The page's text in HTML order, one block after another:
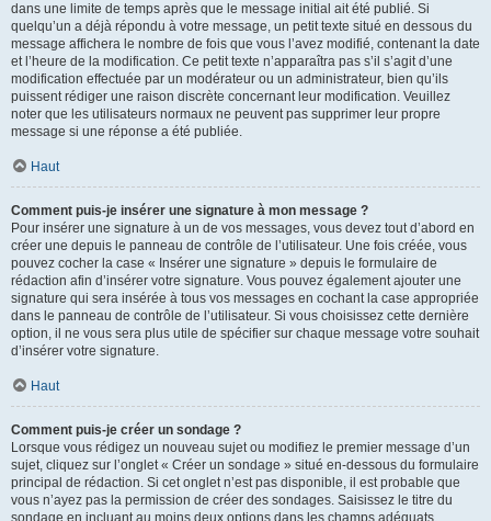
dans une limite de temps après que le message initial ait été publié. Si
quelqu’un a déjà répondu à votre message, un petit texte situé en dessous du
message affichera le nombre de fois que vous l’avez modifié, contenant la date
et l’heure de la modification. Ce petit texte n’apparaîtra pas s’il s’agit d’une
modification effectuée par un modérateur ou un administrateur, bien qu’ils
puissent rédiger une raison discrète concernant leur modification. Veuillez
noter que les utilisateurs normaux ne peuvent pas supprimer leur propre
message si une réponse a été publiée.
Haut
Comment puis-je insérer une signature à mon message ?
Pour insérer une signature à un de vos messages, vous devez tout d’abord en
créer une depuis le panneau de contrôle de l’utilisateur. Une fois créée, vous
pouvez cocher la case « Insérer une signature » depuis le formulaire de
rédaction afin d’insérer votre signature. Vous pouvez également ajouter une
signature qui sera insérée à tous vos messages en cochant la case appropriée
dans le panneau de contrôle de l’utilisateur. Si vous choisissez cette dernière
option, il ne vous sera plus utile de spécifier sur chaque message votre souhait
d’insérer votre signature.
Haut
Comment puis-je créer un sondage ?
Lorsque vous rédigez un nouveau sujet ou modifiez le premier message d’un
sujet, cliquez sur l’onglet « Créer un sondage » situé en-dessous du formulaire
principal de rédaction. Si cet onglet n’est pas disponible, il est probable que
vous n’ayez pas la permission de créer des sondages. Saisissez le titre du
sondage en incluant au moins deux options dans les champs adéquats,